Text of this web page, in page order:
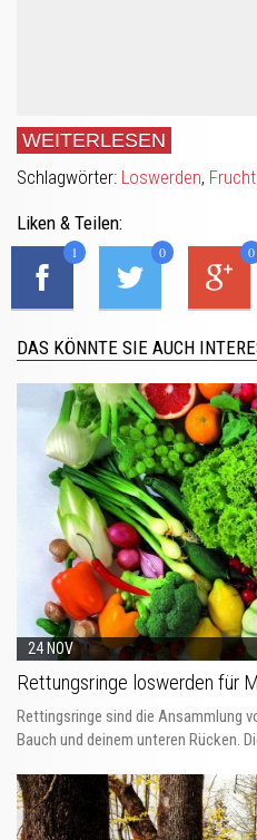
WEITERLESEN
Schlagwörter: Loswerden,
Liken & Teilen:
1 0 0
DAS KÖNNTE SIE AUCH
24 NOV
Rettungsringe loswerden für
Rettingsringe sind die Ansammlung
Bauch und deinem unteren Rücken.